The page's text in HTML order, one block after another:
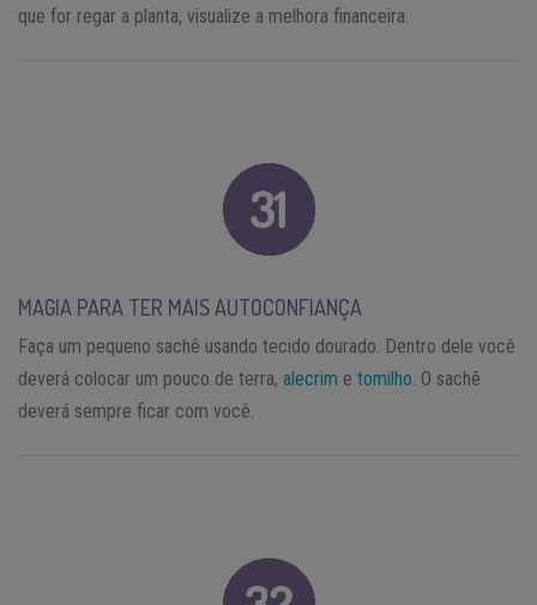
que for regar a planta, visualize a melhora financeira.
MAGIA PARA TER MAIS AUTOCONFIANÇA
Faça um pequeno sachê usando tecido dourado. Dentro dele você
deverá colocar um pouco de terra, alecrim e tomilho . O sachê
deverá sempre ficar com você.